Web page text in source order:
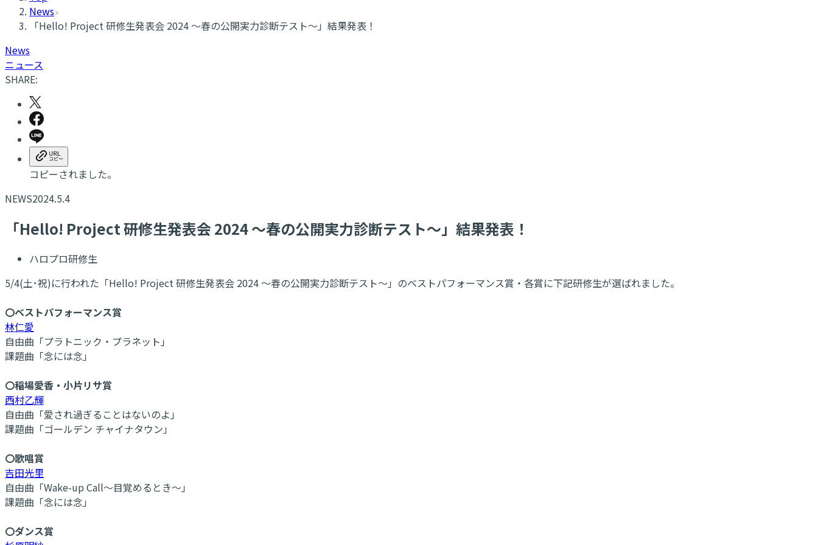
News
​「Hello! Project 研修生発表会 2024 ～春の公開実力診断テスト～」結果発表！
News
ニュース
SHARE:
コピーされました。
NEWS2024.5.4
​「Hello! Project 研修生発表会 2024 ～春の公開実力診断テスト～」結果発表！
ハロプロ研修生
5/4(土･祝)に行われた「Hello! Project 研修生発表会 2024 ～春の公開実力診断テスト～」のベストパフォーマンス賞・各賞に下記研修生が選ばれました。
〇ベストパフォーマンス賞
林仁愛
自由曲「プラトニック・プラネット」
課題曲「念には念」
〇稲場愛香・小片リサ賞
西村乙輝
自由曲「愛され過ぎることはないのよ」
課題曲「ゴールデン チャイナタウン」
〇歌唱賞
吉田光里
自由曲「Wake-up Call～目覚めるとき～」
課題曲「念には念」
〇ダンス賞